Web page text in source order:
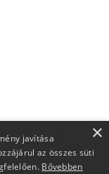
×
javítása
az összes süti
Bővebben